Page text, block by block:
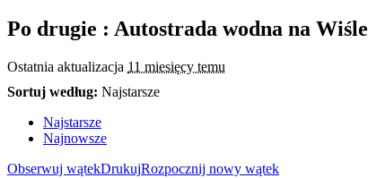
Po drugie : Autostrada wodna na Wiśle
Ostatnia aktualizacja 11 miesięcy temu
Sortuj według: Najstarsze
Najstarsze
Najnowsze
Obserwuj wątekDrukujRozpocznij nowy wątek